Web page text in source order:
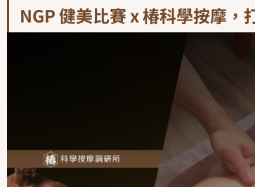
NGP 健美比賽 x 椿科學按摩，